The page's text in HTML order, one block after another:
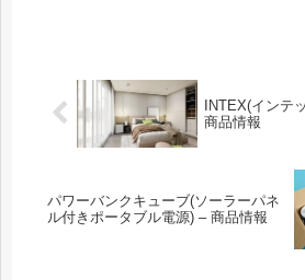
INTEX(インテ
商品情報
パワーバンクキューブ(ソーラーパネ
ル付きポータブル電源) – 商品情報